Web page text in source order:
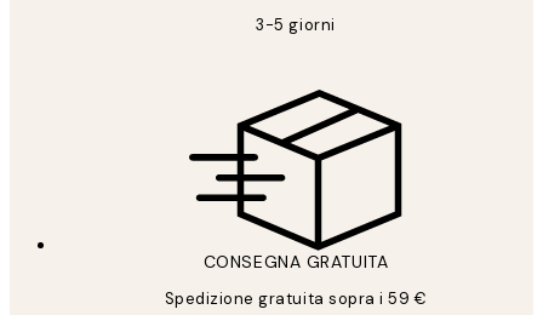
3-5 giorni
CONSEGNA GRATUITA
Spedizione gratuita sopra i 59 €